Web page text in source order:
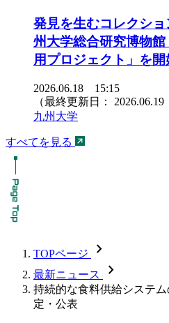
発見を生むコレクシ
州大学総合研究博物
用プロジェクト」を
2026.06.18 15:15
（最終更新日：
九州大学
すべてを見る
TOPページ chevron_forward
最新ニュース chevron_forward
持続的な食料供給システ
定・公表